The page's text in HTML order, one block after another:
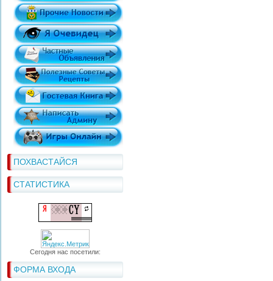
ПОХВАСТАЙСЯ
СТАТИСТИКА
Сегодня нас посетили:
ФОРМА ВХОДА